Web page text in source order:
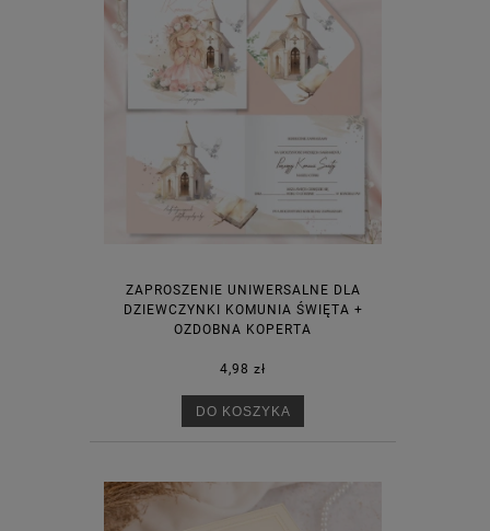
ZAPROSZENIE UNIWERSALNE DLA
DZIEWCZYNKI KOMUNIA ŚWIĘTA +
OZDOBNA KOPERTA
4,98 zł
DO KOSZYKA